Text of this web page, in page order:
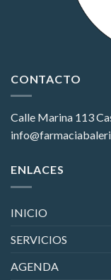
CONTACTO
Calle Marina 113
ENLACES
INICIO
SERVICIOS
AGENDA